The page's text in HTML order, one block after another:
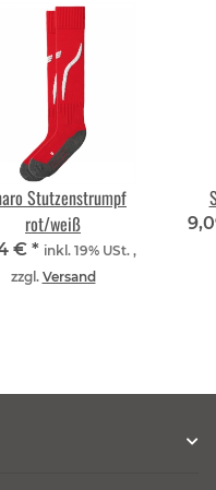
Stutzenstrumpf
rot/weiß
€ * inkl. 19% USt. ,
zzgl. Versand